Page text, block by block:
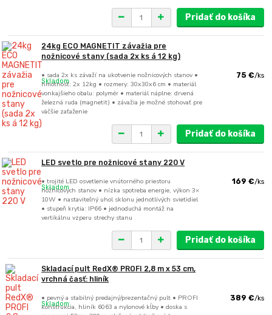
Pridať do košíka
24kg ECO MAGNETIT závažia pre
nožnicové stany (sada 2x ks á 12 kg)
• sada 2x ks závaží na ukotvenie nožnicových stanov •
hmotnosť: 2x 12kg • rozmery: 30x30x6 cm • materiál
vonkajšieho obalu: polymér • materiál náplne: drvená
železná ruda (magnetit) • závažia je možné stohovať pre
väčšie zaťaženie
75 €/ks
Skladom
Pridať do košíka
LED svetlo pre nožnicové stany 220 V
• trojité LED osvetlenie vnútorného priestoru
nožnicových stanov • nízka spotreba energie, výkon 3×
10W • nastaviteľný uhol sklonu jednotlivých svietidiel
• stupeň krytia: IP66 • jednoduchá montáž na
vertikálnu vzperu strechy stanu
169 €/ks
Skladom
Pridať do košíka
Skladací pult RedX® PROFI 2,8 m x 53 cm,
vrchná časť: hliník
• pevný a stabilný predajný/prezentačný pult • PROFI
konštrukcia, hliník 6063 a nylonové kĺby • doska s
389 €/ks
Skladom